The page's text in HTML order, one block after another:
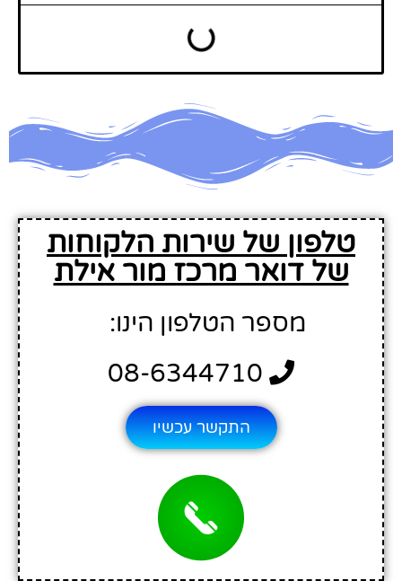
טלפון של שירות הלקוחות
של דואר מרכז מור אילת
מספר הטלפון הינו:
התקשר עכשיו